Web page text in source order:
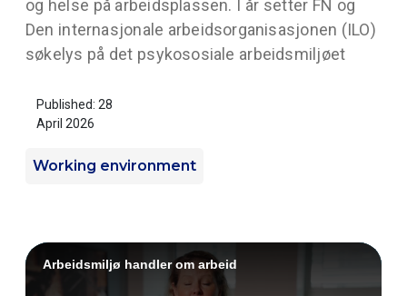
og helse på arbeidsplassen. I år setter FN og
Den internasjonale arbeidsorganisasjonen (ILO)
søkelys på det psykososiale arbeidsmiljøet
Published: 28
April 2026
Working environment
Arbeidsmiljø handler om arbeid